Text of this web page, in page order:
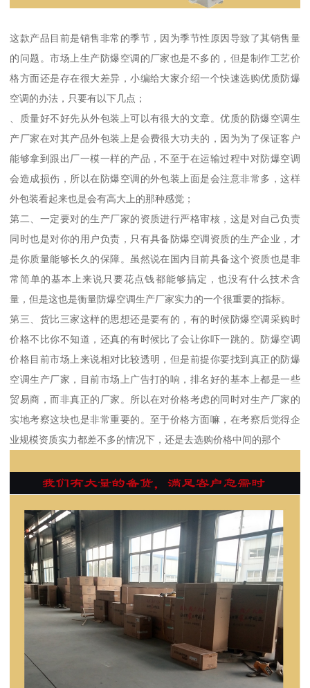
这款产品目前是销售非常的季节，因为季节性原因导致了其销售量
的问题。市场上生产防爆空调的厂家也是不多的，但是制作工艺价
格方面还是存在很大差异，小编给大家介绍一个快速选购优质防爆
空调的办法，只要有以下几点；
、质量好不好先从外包装上可以有很大的文章。优质的防爆空调生
产厂家在对其产品外包装上是会费很大功夫的，因为为了保证客户
能够拿到跟出厂一模一样的产品，不至于在运输过程中对防爆空调
会造成损伤，所以在防爆空调的外包装上面是会注意非常多，这样
外包装看起来也是会有高大上的那种感觉；
第二、一定要对的生产厂家的资质进行严格审核，这是对自己负责
同时也是对你的用户负责，只有具备防爆空调资质的生产企业，才
是你质量能够长久的保障。虽然说在国内目前具备这个资质也是非
常简单的基本上来说只要花点钱都能够搞定，也没有什么技术含
量，但是这也是衡量防爆空调生产厂家实力的一个很重要的指标。
第三、货比三家这样的思想还是要有的，有的时候防爆空调采购时
价格不比你不知道，还真的有时候比了会让你吓一跳的。防爆空调
价格目前市场上来说相对比较透明，但是前提你要找到真正的防爆
空调生产厂家，目前市场上广告打的响，排名好的基本上都是一些
贸易商，而非真正的厂家。所以在对价格考虑的同时对生产厂家的
实地考察这块也是非常重要的。至于价格方面嘛，在考察后觉得企
业规模资质实力都差不多的情况下，还是去选购价格中间的那个